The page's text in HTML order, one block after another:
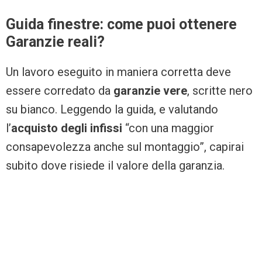
Guida finestre: come puoi ottenere
Garanzie reali?
Un lavoro eseguito in maniera corretta deve
essere corredato da garanzie vere, scritte nero
su bianco. Leggendo la guida, e valutando
l’acquisto degli infissi “con una maggior
consapevolezza anche sul montaggio”, capirai
subito dove risiede il valore della garanzia.